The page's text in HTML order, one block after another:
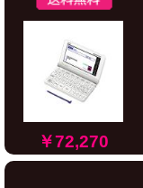
￥72,270